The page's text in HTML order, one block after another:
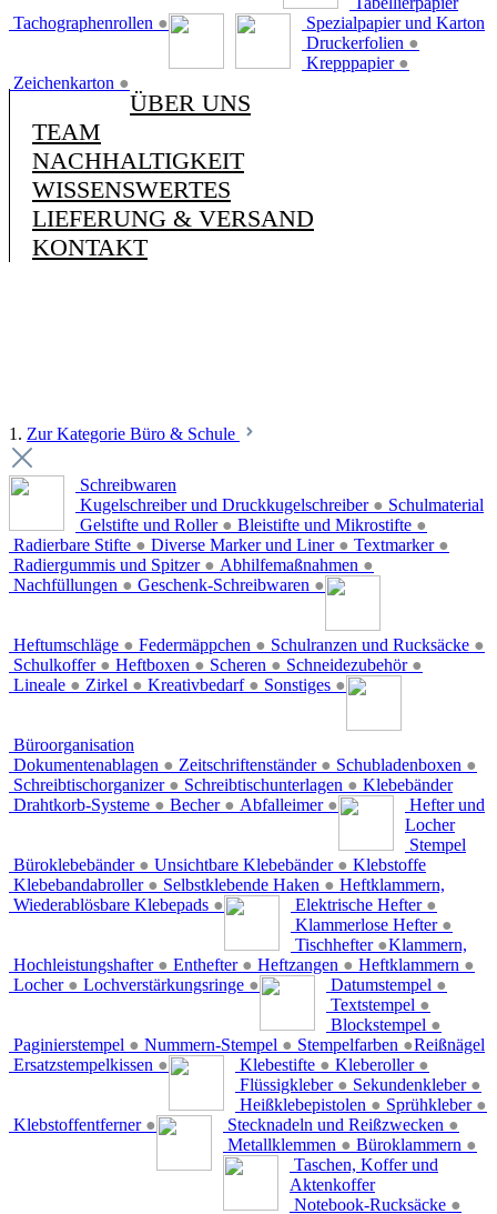
Tachographenrollen ●
Spezialpapier und Karton
Druckerfolien ●
Krepppapier ●
Zeichenkarton ●
ÜBER UNS
TEAM
NACHHALTIGKEIT
WISSENSWERTES
LIEFERUNG & VERSAND
KONTAKT
1. Zur Kategorie Büro & Schule
Schreibwaren
Kugelschreiber und Druckkugelschreiber ●
Gelstifte und Roller ● Bleistifte und Mikrostifte ●
Radierbare Stifte ● Diverse Marker und Liner ● Textmarker ●
Radiergummis und Spitzer ● Abhilfemaßnahmen ●
Nachfüllungen ● Geschenk-Schreibwaren ●
Schulmaterial
Heftumschläge ● Federmäppchen ● Schulranzen und Rucksäcke ●
Schulkoffer ● Heftboxen ● Scheren ● Schneidezubehör ●
Lineale ● Zirkel ● Kreativbedarf ● Sonstiges ●
Büroorganisation
Dokumentenablagen ● Zeitschriftenständer ● Schubladenboxen ●
Schreibtischorganizer ● Schreibtischunterlagen ●
Drahtkorb-Systeme ● Becher ● Abfalleimer ●
Klebebänder
Büroklebebänder ● Unsichtbare Klebebänder ●
Klebebandabroller ● Selbstklebende Haken ●
Wiederablösbare Klebepads ●
Hefter und
Locher
Elektrische Hefter ●
Klammerlose Hefter ●
Tischhefter ●
Hochleistungshafter ● Enthefter ● Heftzangen ● Heftklammern ●
Locher ● Lochverstärkungsringe ●
Stempel
Datumstempel ●
Textstempel ●
Blockstempel ●
Paginierstempel ● Nummern-Stempel ● Stempelfarben ●
Ersatzstempelkissen ●
Klebstoffe
Klebestifte ● Kleberoller ●
Flüssigkleber ● Sekundenkleber ●
Heißklebepistolen ● Sprühkleber ●
Klebstoffentferner ●
Heftklammern,
Klammern,
Reißnägel
Stecknadeln und Reißzwecken ●
Metallklemmen ● Büroklammern ●
Taschen, Koffer und
Aktenkoffer
Notebook-Rucksäcke ●